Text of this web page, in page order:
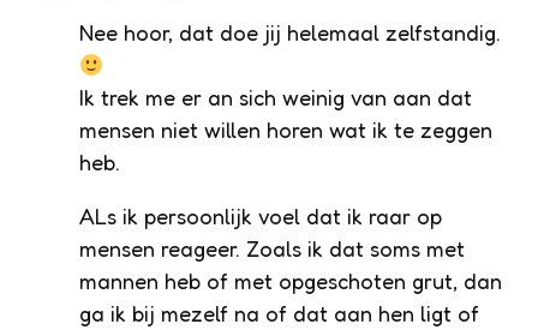
Nee hoor, dat doe jij helemaal zelfstandig.
Ik trek me er an sich weinig van aan dat
mensen niet willen horen wat ik te zeggen
heb.
ALs ik persoonlijk voel dat ik raar op
mensen reageer. Zoals ik dat soms met
mannen heb of met opgeschoten grut, dan
ga ik bij mezelf na of dat aan hen ligt of